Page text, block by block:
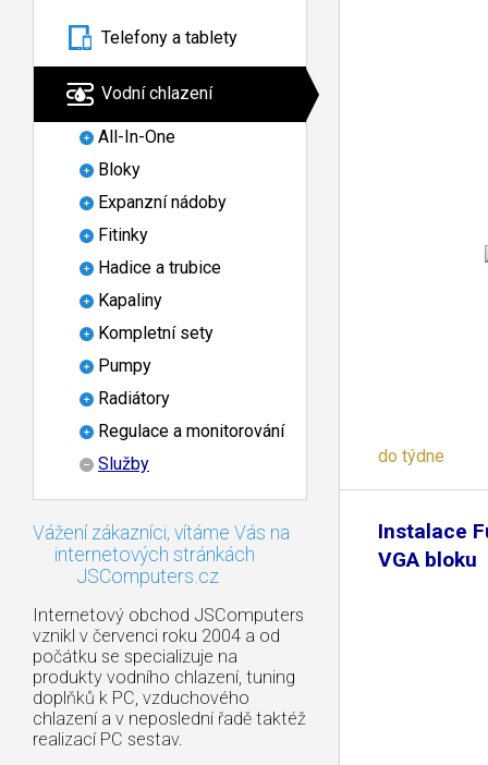
Telefony a tablety
Vodní chlazení
All-In-One
Bloky
Expanzní nádoby
Fitinky
Hadice a trubice
Kapaliny
Kompletní sety
Pumpy
Radiátory
Regulace a monitorování
Služby
Vážení zákazníci, vítáme Vás na
internetových stránkách
JSComputers.cz
Internetový obchod JSComputers
vznikl v červenci roku 2004 a od
počátku se specializuje na
produkty vodního chlazení, tuning
doplňků k PC, vzduchového
chlazení a v neposlední řadě taktéž
realizací PC sestav.
do týdne
Instalace
VGA bloku